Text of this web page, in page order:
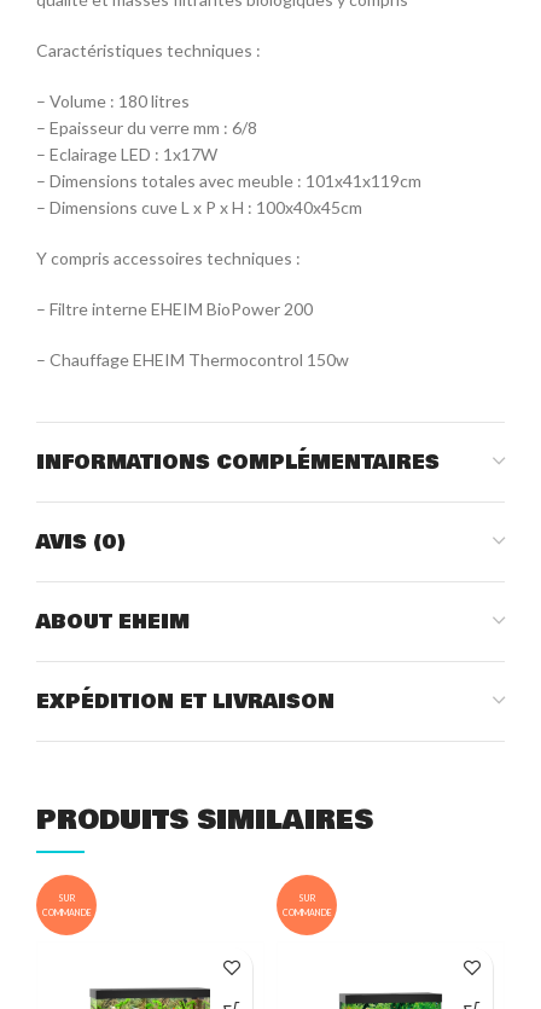
Caractéristiques techniques :
– Volume : 180 litres
– Epaisseur du verre mm : 6/8
– Eclairage LED : 1x17W
– Dimensions totales avec meuble : 101x41x119cm
– Dimensions cuve L x P x H : 100x40x45cm
Y compris accessoires techniques :
– Filtre interne EHEIM BioPower 200
– Chauffage EHEIM Thermocontrol 150w
INFORMATIONS COMPLÉMENTAIRES
AVIS (0)
ABOUT EHEIM
EXPÉDITION ET LIVRAISON
PRODUITS SIMILAIRES
SUR
COMMANDE
SUR
COMMANDE